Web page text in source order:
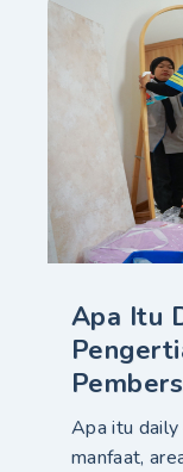
Apa Itu
Apa itu daily
manfaat,